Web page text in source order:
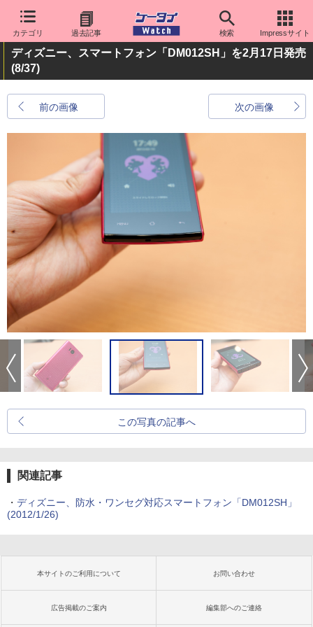
カテゴリ 過去記事 検索 Impressサイト
ディズニー、スマートフォン「DM012SH」を2月17日発売
(8/37)
前の画像 次の画像
この写真の記事へ
関連記事
・ ディズニー、防水・ワンセグ対応スマートフォン「DM012SH」
(2012/1/26)
本サイトのご利用について お問い合わせ
広告掲載のご案内 編集部へのご連絡